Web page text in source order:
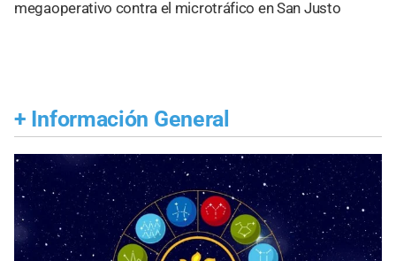
megaoperativo contra el microtráfico en San Justo
+ Información General